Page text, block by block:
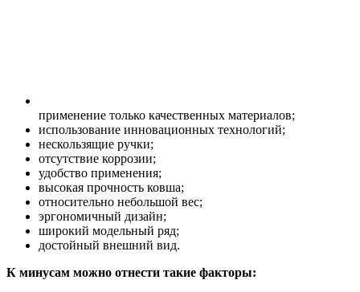
применение только качественных материалов;
использование инновационных технологий;
нескользящие ручки;
отсутствие коррозии;
удобство применения;
высокая прочность ковша;
относительно небольшой вес;
эргономичный дизайн;
широкий модельный ряд;
достойный внешний вид.
К минусам можно отнести такие факторы: